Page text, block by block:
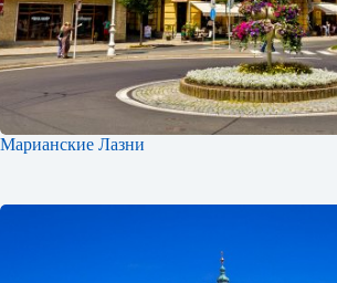
Марианские Лазни